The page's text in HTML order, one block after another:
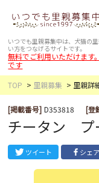
いつでも里親募集中は、犬猫の
い方をつなげるサイトです。
無料でご利用いただけます
です
TOP
里親募集 里親詳
[掲載番号] D353818 [登
チータン プ
ツイート シェア